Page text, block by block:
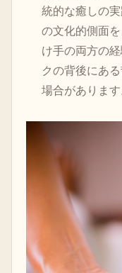
統的な癒しの
の文化的側面
け手の両方の
クの背後にあ
場合があります